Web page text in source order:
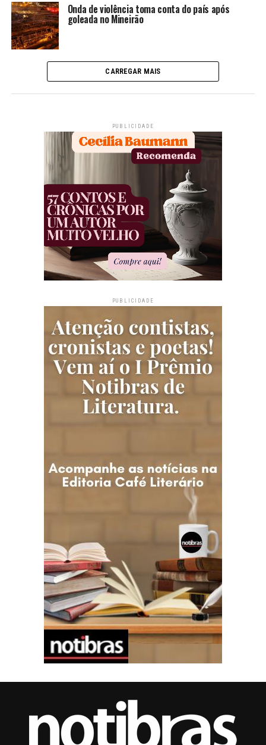
Onda de violência toma conta do país após
goleada no Mineirão
CARREGAR MAIS
PUBLICIDADE
PUBLICIDADE